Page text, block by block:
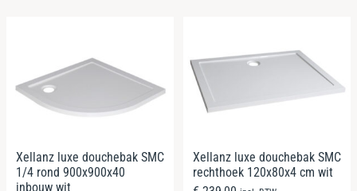
Xellanz luxe douchebak SMC
1/4 rond 900x900x40
inbouw wit
Xellanz luxe douchebak SMC
rechthoek 120x80x4 cm wit